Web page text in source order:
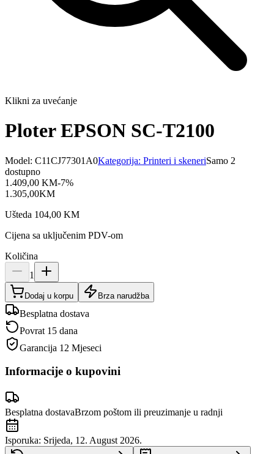
Klikni za uvećanje
Ploter EPSON SC-T2100
Model: C11CJ77301A0Kategorija: Printeri i skeneriSamo 2
dostupno
1.409,00 KM-7%
1.305,00KM
Ušteda 104,00 KM
Cijena sa uključenim PDV-om
Količina
1
Dodaj u korpu Brza narudžba
Besplatna dostava
Povrat 15 dana
Garancija 12 Mjeseci
Informacije o kupovini
Besplatna dostavaBrzom poštom ili preuzimanje u radnji
Isporuka: Srijeda, 12. August 2026.